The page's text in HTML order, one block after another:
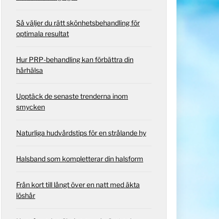
Så väljer du rätt skönhetsbehandling för
optimala resultat
Hur PRP-behandling kan förbättra din
hårhälsa
Upptäck de senaste trenderna inom
smycken
Naturliga hudvårdstips för en strålande hy
Halsband som kompletterar din halsform
Från kort till långt över en natt med äkta
löshår